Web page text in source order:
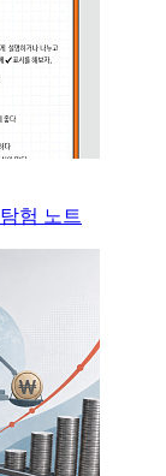
험 노트